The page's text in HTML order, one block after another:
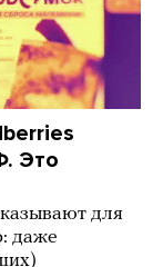
Это
для
даже